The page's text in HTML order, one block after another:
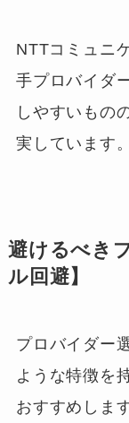
NTTコミュニ
手プロバイダ
しやすいもの
実しています。
避けるべき
ル回避】
プロバイダー
ような特徴を
おすすめします